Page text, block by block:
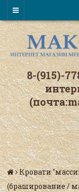
8-(915)-
Кровати
(браширование /